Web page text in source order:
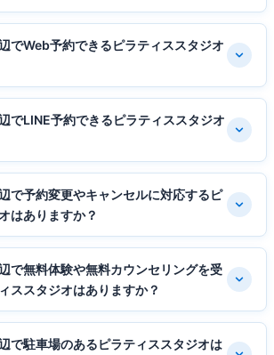
でWeb予約できるピラティススタジオ
でLINE予約できるピラティススタジオ
で予約変更やキャンセルに対応するピ
はありますか？
で無料体験や無料カウンセリングを受
ススタジオはありますか？
で駐車場のあるピラティススタジオは